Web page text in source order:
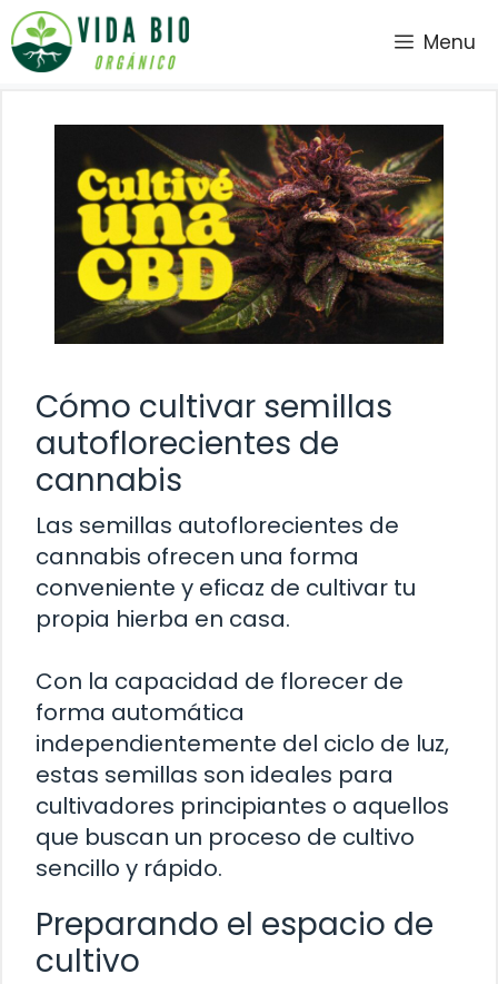
Saltar
al
contenido
Menu
Cómo cultivar semillas
autoflorecientes de
cannabis
Las semillas autoflorecientes de
cannabis ofrecen una forma
conveniente y eficaz de cultivar tu
propia hierba en casa.
Con la capacidad de florecer de
forma automática
independientemente del ciclo de luz,
estas semillas son ideales para
cultivadores principiantes o aquellos
que buscan un proceso de cultivo
sencillo y rápido.
Preparando el espacio de
cultivo